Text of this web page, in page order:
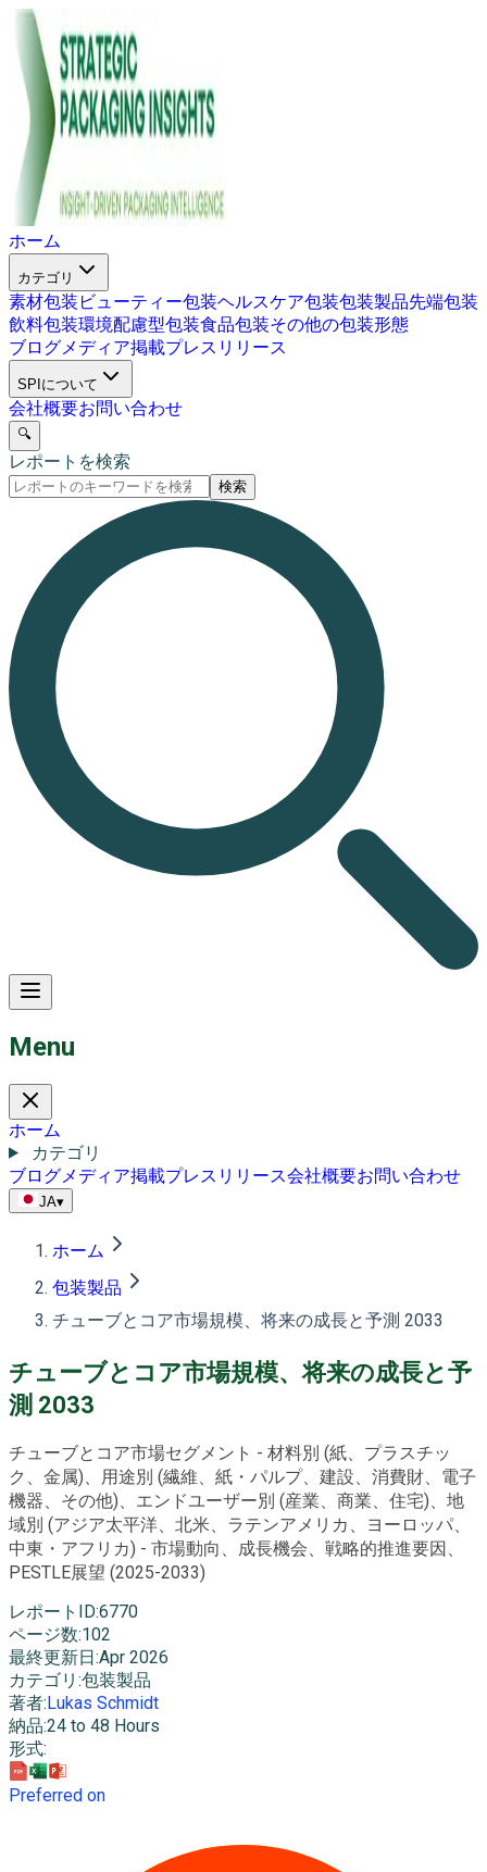
ホーム
カテゴリ
素材包装 ビューティー包装ヘルスケア包装包装製品先端包装
飲料包装環境配慮型包装食品包装その他の包装形態
ブログメディア掲載プレスリリース
SPIについて
会社概要お問い合わせ
🔍
レポートを検索
検索
Menu
ホーム
カテゴリ
ブログメディア掲載プレスリリース会社概要お問い合わせ
JA▾
ホーム
包装製品
チューブとコア市場規模、将来の成長と予測 2033
チューブとコア市場規模、将来の成長と予
測 2033
チューブとコア市場セグメント - 材料別 (紙、プラスチッ
ク、金属)、用途別 (繊維、紙・パルプ、建設、消費財、電子
機器、その他)、エンドユーザー別 (産業、商業、住宅)、地
域別 (アジア太平洋、北米、ラテンアメリカ、ヨーロッパ、
中東・アフリカ) - 市場動向、成長機会、戦略的推進要因、
PESTLE展望 (2025-2033)
レポートID:6770
ページ数:102
最終更新日 :Apr 2026
カテゴリ :包装製品
著者: Lukas Schmidt
納品:24 to 48 Hours
形式:
Preferred on